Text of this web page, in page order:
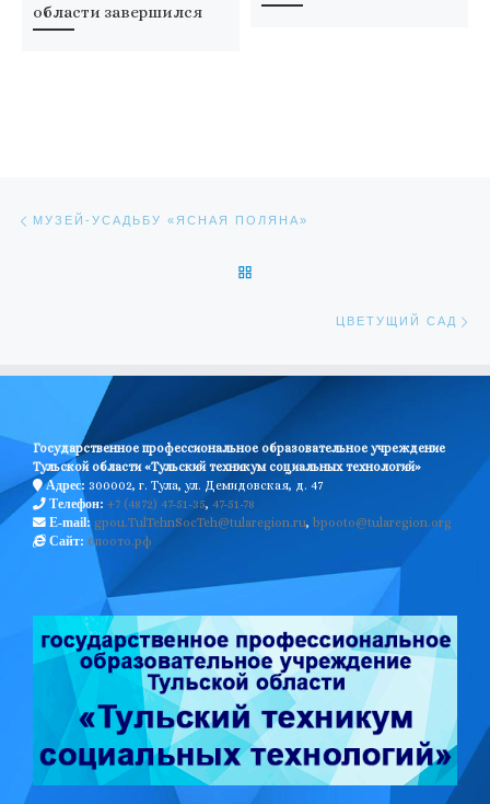
области завершился
МУЗЕЙ-УСАДЬБУ «ЯСНАЯ ПОЛЯНА»
ЦВЕТУЩИЙ САД
Государственное профессиональное образовательное учреждение
Тульской области «Тульский техникум социальных технологий»
Адрес: 300002, г. Тула, ул. Демидовская, д. 47
Телефон: +7 (4872) 47-51-35, 47-51-78
E-mail: gpou.TulTehnSocTeh@tularegion.ru, bpooto@tularegion.org
Сайт: бпоото.рф